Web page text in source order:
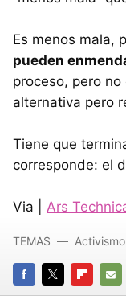
Es menos mala,
pueden
proceso, pero
alternativa pero
Tiene que
corresponde: el
Via | Ars
TEMAS